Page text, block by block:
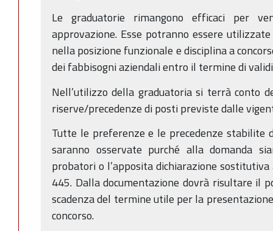
Le graduatorie rimangono efficaci per
approvazione. Esse potranno essere
nella posizione funzionale e disciplina a
dei fabbisogni aziendali entro il termine di
Nell’utilizzo della graduatoria si terrà conto
riserve/precedenze di posti previste dalle
Tutte le preferenze e le precedenze stabilite
saranno osservate purché alla domanda
probatori o l’apposita dichiarazione
445. Dalla documentazione dovrà risultare il
scadenza del termine utile per la
concorso.